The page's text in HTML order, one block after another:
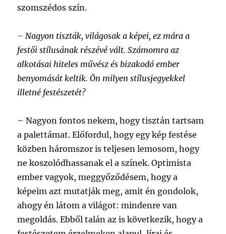
szomszédos szín.
– Nagyon tiszták, világosak a képei, ez mára a
festői stílusának részévé vált. Számomra az
alkotásai hiteles művész és bizakodó ember
benyomását keltik. Ön milyen stílusjegyekkel
illetné festészetét?
– Nagyon fontos nekem, hogy tisztán tartsam
a palettámat. Előfordul, hogy egy kép festése
közben háromszor is teljesen lemosom, hogy
ne koszolódhassanak el a színek. Optimista
ember vagyok, meggyőződésem, hogy a
képeim azt mutatják meg, amit én gondolok,
ahogy én látom a világot: mindenre van
megoldás. Ebből talán az is következik, hogy a